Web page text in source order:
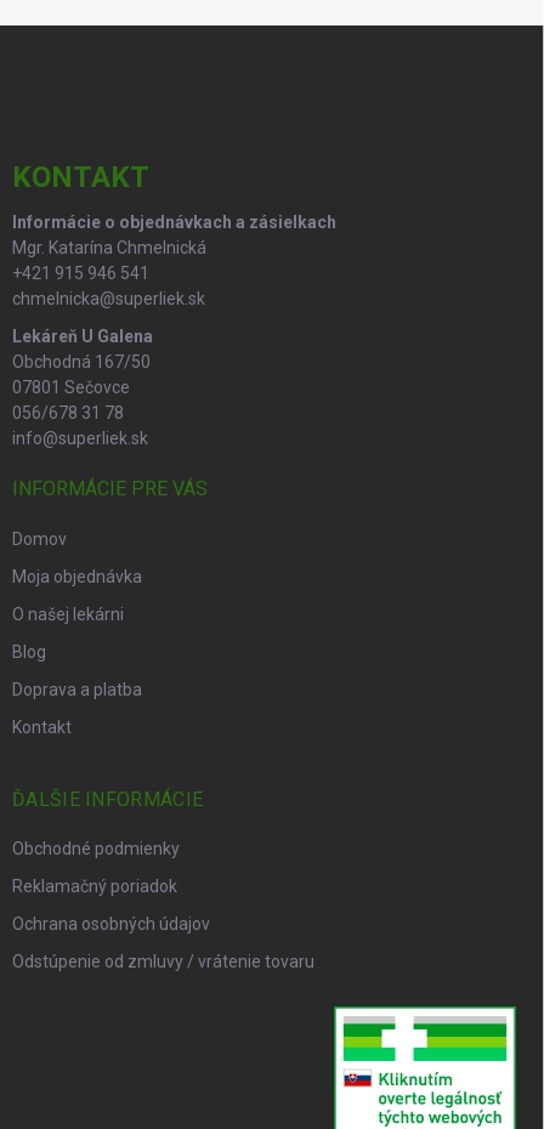
KONTAKT
Informácie o objednávkach a zásielkach
Mgr. Katarína Chmelnická
+421 915 946 541
chmelnicka@superliek.sk
Lekáreň U Galena
Obchodná 167/50
07801 Sečovce
056/678 31 78
info@superliek.sk
INFORMÁCIE PRE VÁS
Domov
Moja objednávka
O našej lekárni
Blog
Doprava a platba
Kontakt
ĎALŠIE INFORMÁCIE
Obchodné podmienky
Reklamačný poriadok
Ochrana osobných údajov
Odstúpenie od zmluvy / vrátenie tovaru